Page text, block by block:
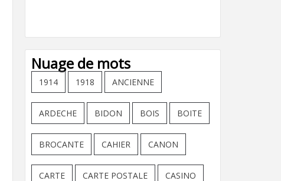
Nuage de mots
1914 1918 ANCIENNE
ARDECHE BIDON BOIS BOITE
BROCANTE CAHIER CANON
CARTE CARTE POSTALE CASINO